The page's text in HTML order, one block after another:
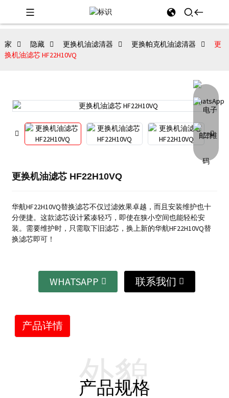
家 隐藏 更换机油滤清器 更换帕克机油滤清器
更
换机油滤芯 HF22H10VQ
更换机油滤芯 HF22H10VQ
华航HF22H10VQ替换滤芯不仅过滤效果卓越，而且安装维护也十
分便捷。这款滤芯设计紧凑轻巧，即使在狭小空间也能轻松安
装。需要维护时，只需取下旧滤芯，换上新的华航HF22H10VQ替
换滤芯即可！
WHATSAPP 联系我们
产品详情
产品规格
外貌